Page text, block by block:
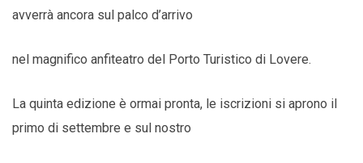
avverrà ancora sul palco d’arrivo
nel magnifico anfiteatro del Porto Turistico di Lovere.
La quinta edizione è ormai pronta, le iscrizioni si aprono il
primo di settembre e sul nostro